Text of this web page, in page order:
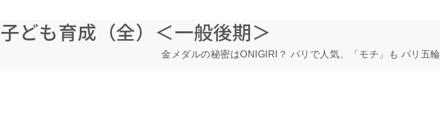
子ども育成（全）＜一般後期＞
金メダルの秘密はONIGIRI？ パリで人気、「モチ」も パリ五輪